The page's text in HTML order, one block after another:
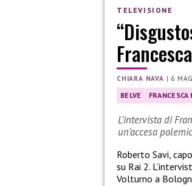
TELEVISIONE
CHIARA NAVA | 6
BELVE FRANCESCA
L’intervista di
un’accesa
Roberto Savi,
su Rai 2.
Volturno a